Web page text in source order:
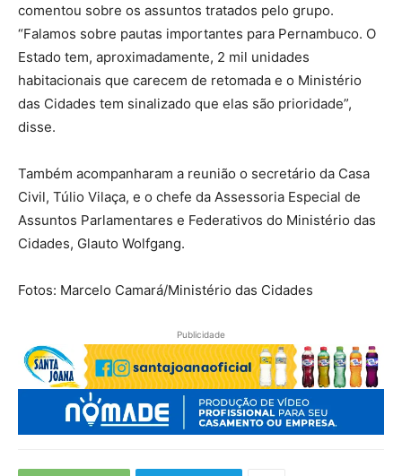
comentou sobre os assuntos tratados pelo grupo.
“Falamos sobre pautas importantes para Pernambuco. O
Estado tem, aproximadamente, 2 mil unidades
habitacionais que carecem de retomada e o Ministério
das Cidades tem sinalizado que elas são prioridade”,
disse.
Também acompanharam a reunião o secretário da Casa
Civil, Túlio Vilaça, e o chefe da Assessoria Especial de
Assuntos Parlamentares e Federativos do Ministério das
Cidades, Glauto Wolfgang.
Fotos: Marcelo Camará/Ministério das Cidades
Publicidade